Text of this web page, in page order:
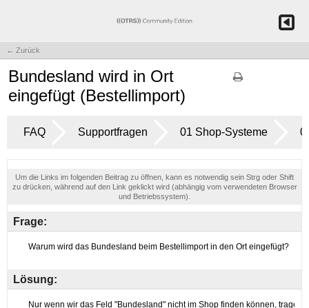
← Zurück
Bundesland wird in Ort
eingefügt (Bestellimport)
FAQ Supportfragen 01 Shop-Systeme
Um die Links im folgenden Beitrag zu öffnen, kann es notwendig sein Strg oder Shift
zu drücken, während auf den Link geklickt wird (abhängig vom verwendeten Browser
und Betriebssystem).
Frage:
Lösung: